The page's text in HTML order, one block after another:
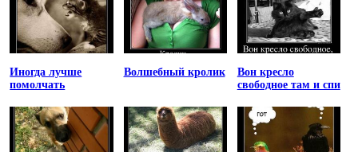
Иногда лучше
помолчать
Волшебный кролик
Вон кресло
свободное там и спи